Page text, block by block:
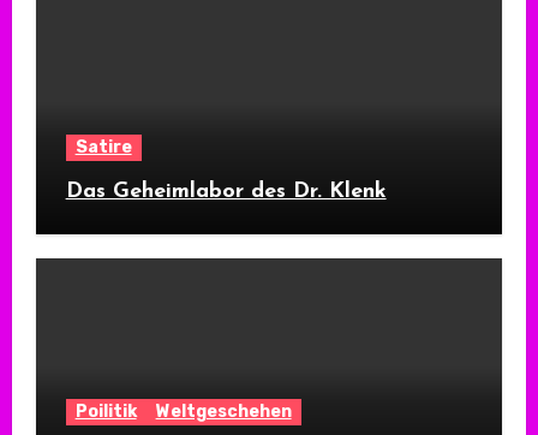
Satire
Das Geheimlabor des Dr. Klenk
Poilitik Weltgeschehen